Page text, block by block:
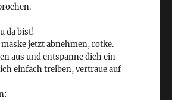
da bist!
jetzt abnehmen, rotke.
aus und entspanne dich ein
einfach treiben, vertraue auf